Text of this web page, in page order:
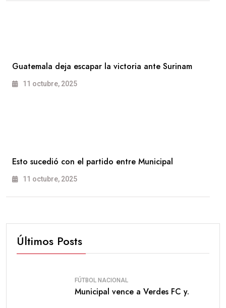
Guatemala deja escapar la victoria ante Surinam
11 octubre, 2025
Esto sucedió con el partido entre Municipal
11 octubre, 2025
Últimos Posts
FÚTBOL NACIONAL
Municipal vence a Verdes FC y.